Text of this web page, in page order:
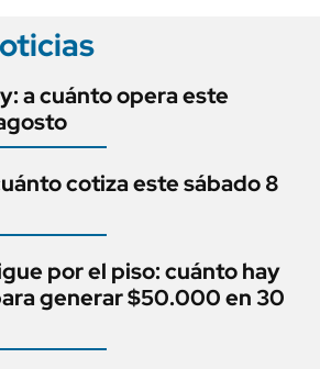
a cuánto opera este
cotiza este sábado 8
por el piso: cuánto hay
generar $50.000 en 30